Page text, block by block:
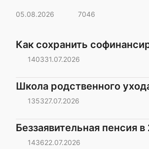
05.08.2026 7046
140331.07.2026
135327.07.2026
143622.07.2026